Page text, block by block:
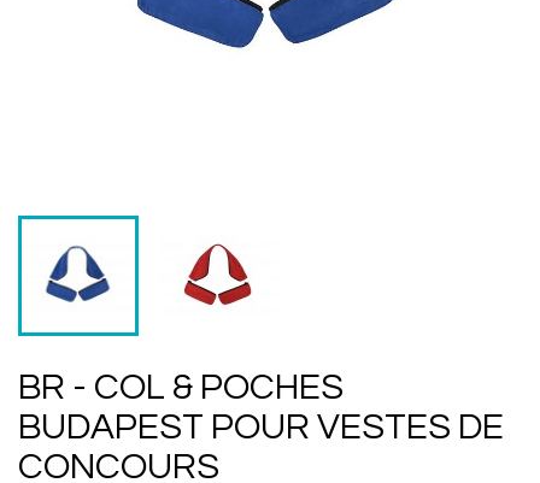
BR - COL & POCHES
BUDAPEST POUR VESTES DE
CONCOURS